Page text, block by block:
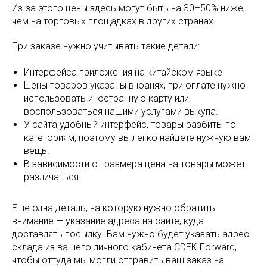
Из-за этого цены здесь могут быть на 30–50% ниже,
чем на торговых площадках в других странах.
При заказе нужно учитывать такие детали:
Интерфейса приложения на китайском языке
Цены товаров указаны в юанях, при оплате нужно
использовать иностранную карту или
воспользоваться нашими услугами выкупа.
У сайта удобный интерфейс, товары разбиты по
категориям, поэтому вы легко найдете нужную вам
вещь.
В зависимости от размера цена на товары может
различаться
Еще одна деталь, на которую нужно обратить
внимание — указание адреса на сайте, куда
доставлять посылку. Вам нужно будет указать адрес
склада из вашего личного кабинета CDEK Forward,
чтобы оттуда мы могли отправить ваш заказ на